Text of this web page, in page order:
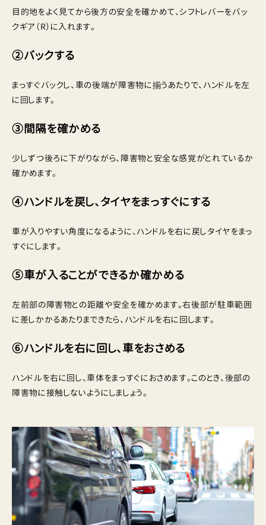
目的地をよく見てから後方の安全を確かめて、シフトレバーをバッ
クギア（R）に入れます。
②バックする
まっすぐバックし、車の後端が障害物に揃うあたりで、ハンドルを左
に回します。
③間隔を確かめる
少しずつ後ろに下がりながら、障害物と安全な感覚がとれているか
確かめます。
④ハンドルを戻し、タイヤをまっすぐにする
車が入りやすい角度になるように、ハンドルを右に戻しタイヤをまっ
すぐにします。
⑤車が入ることができるか確かめる
左前部の障害物との距離や安全を確かめます。右後部が駐車範囲
に差しかかるあたりまできたら、ハンドルを右に回します。
⑥ハンドルを右に回し、車をおさめる
ハンドルを右に回し、車体をまっすぐにおさめます。このとき、後部の
障害物に接触しないようにしましょう。